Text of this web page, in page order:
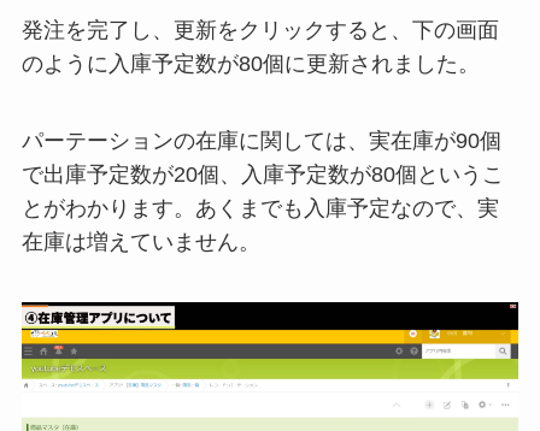
発注を完了し、更新をクリックすると、下の画面
のように入庫予定数が80個に更新されました。
パーテーションの在庫に関しては、実在庫が90個
で出庫予定数が20個、入庫予定数が80個というこ
とがわかります。あくまでも入庫予定なので、実
在庫は増えていません。